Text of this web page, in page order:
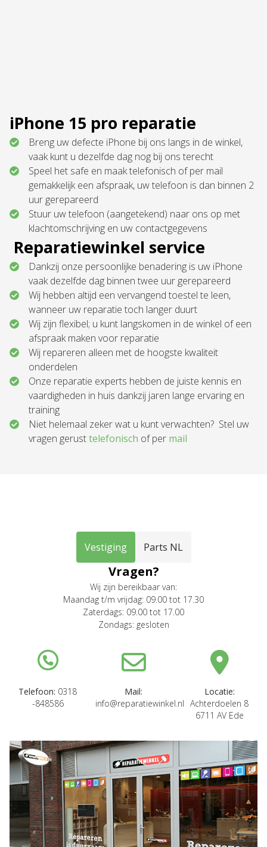
iPhone 15 pro reparatie
Breng uw defecte iPhone bij ons langs in de winkel,
vaak kunt u dezelfde dag nog bij ons terecht
Speel het safe en maak telefonisch of per mail
gemakkelijk een afspraak, uw telefoon is dan binnen 2
uur gerepareerd
Stuur uw telefoon (aangetekend) naar ons op met
klachtomschrijving en uw contactgegevens
Reparatiewinkel service
Dankzij onze persoonlijke benadering is uw iPhone
vaak dezelfde dag binnen twee uur gerepareerd
Wij hebben altijd een vervangend toestel te leen,
wanneer uw reparatie toch langer duurt
Wij zijn flexibel; u kunt langskomen in de winkel of een
afspraak maken voor reparatie
Wij repareren alleen met de hoogste kwaliteit
onderdelen
Onze reparatie experts hebben de juiste kennis en
vaardigheden in huis dankzij jaren lange ervaring en
training
Niet helemaal zeker wat u kunt verwachten? Stel uw
vragen gerusttelefonisch of per mail
Vestiging Parts NL
Vragen?
Wij zijn bereikbaar van:
Maandag t/m vrijdag: 09.00 tot 17.30
Zaterdags: 09.00 tot 17.00
Zondags: gesloten
Telefoon: 0318
-848586
Mail:
info@reparatiewinkel.nl
Locatie:
Achterdoelen 8
6711 AV Ede